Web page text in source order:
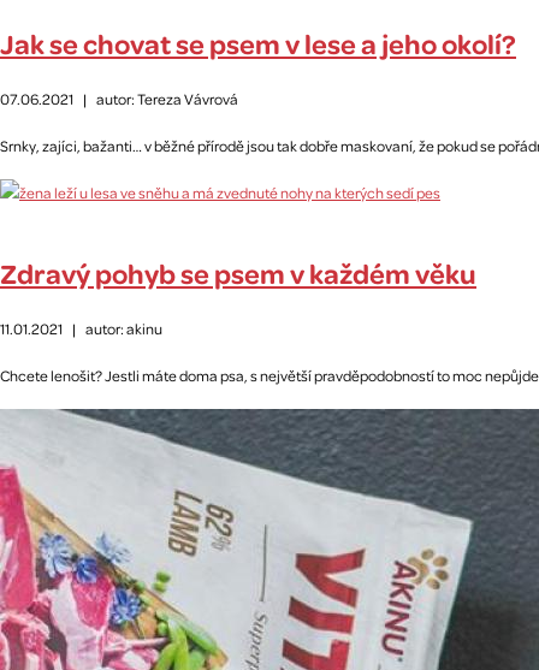
Jak se chovat se psem v lese a jeho okolí?
07.06.2021 | autor: Tereza Vávrová
Srnky, zajíci, bažanti… v běžné přírodě jsou tak dobře maskovaní, že pokud se
Zdravý pohyb se psem v každém věku
11.01.2021 | autor: akinu
Chcete lenošit? Jestli máte doma psa, s největší pravděpodobností to moc